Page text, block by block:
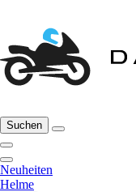
Suchen
Neuheiten
Helme